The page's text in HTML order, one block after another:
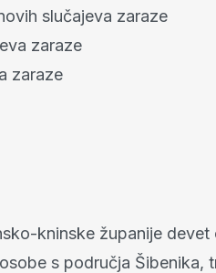
slučajeva zaraze
zaraze
zaraze
kninske županije devet
s područja Šibenika,